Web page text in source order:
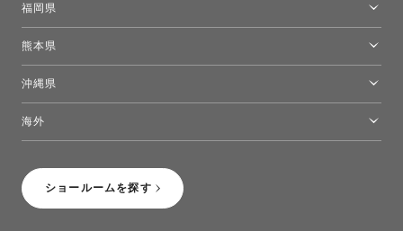
ショールームを探す
福岡県
熊本県
沖縄県
海外